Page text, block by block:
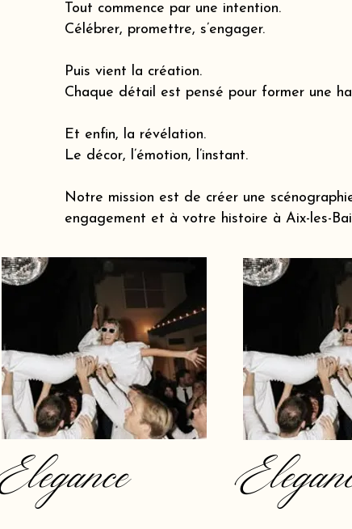
Tout commence par une intention.
Célébrer, promettre, s’engager.
Puis vient la création.
Chaque détail est pensé pour former une
Et enfin, la révélation.
Le décor, l’émotion, l’instant.
Notre mission est de créer une
engagement et à votre histoire à Aix-les-
Elegance